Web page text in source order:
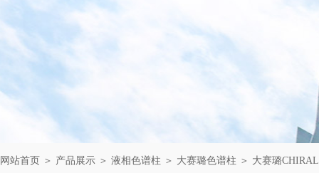
网站首页 ＞ 产品展示 ＞ 液相色谱柱 ＞ 大赛璐色谱柱 ＞ 大赛璐